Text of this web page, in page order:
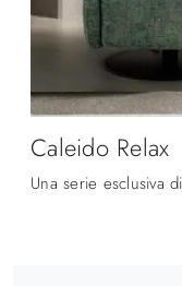
Caleido Relax